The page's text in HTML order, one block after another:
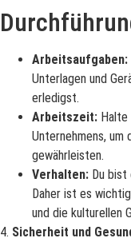
Arbeitsaufgaben:
Unterlagen und
erledigst.
Arbeitszeit:
Unternehmens, um
gewährleisten.
Verhalten: Du bist
Daher ist es
und die kulturellen
4. Sicherheit und